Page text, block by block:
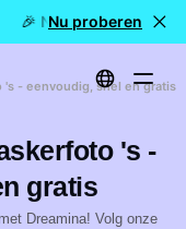
🎉 Nieuw model LIVE:
Nu proberen
- eenvoudig, snel en gratis
's -
gratis
Dreamina! Volg onze